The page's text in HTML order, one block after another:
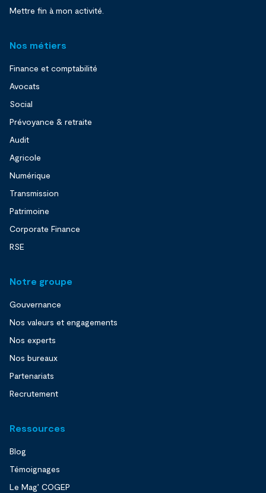
Mettre fin à mon activité.
Nos métiers
Finance et comptabilité
Avocats
Social
Prévoyance & retraite
Audit
Agricole
Numérique
Transmission
Patrimoine
Corporate Finance
RSE
Notre groupe
Gouvernance
Nos valeurs et engagements
Nos experts
Nos bureaux
Partenariats
Recrutement
Ressources
Blog
Témoignages
Le Mag’ COGEP